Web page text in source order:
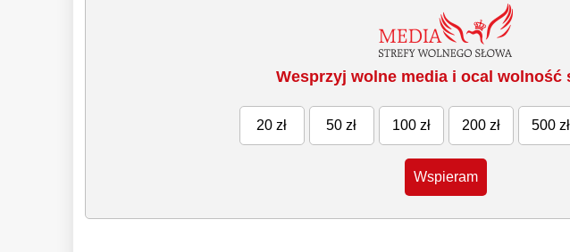
Wesprzyj wolne media i ocal wolność
20 zł 50 zł 100 zł 200 zł 500 zł
Wspieram